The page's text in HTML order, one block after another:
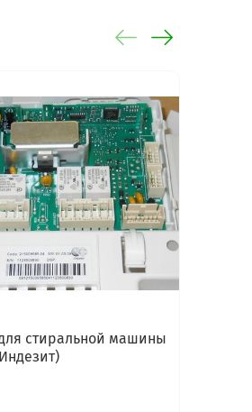
стиральной машины